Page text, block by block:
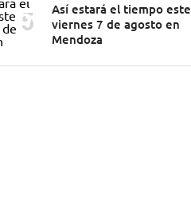
Así estará el tiempo este
viernes 7 de agosto en
Mendoza